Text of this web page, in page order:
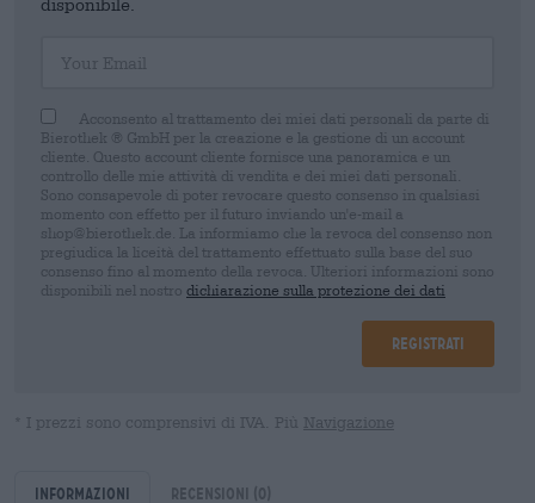
disponibile.
Acconsento al trattamento dei miei dati personali da parte di
Bierothek ® GmbH per la creazione e la gestione di un account
cliente. Questo account cliente fornisce una panoramica e un
controllo delle mie attività di vendita e dei miei dati personali.
Sono consapevole di poter revocare questo consenso in qualsiasi
momento con effetto per il futuro inviando un'e-mail a
shop@bierothek.de. La informiamo che la revoca del consenso non
pregiudica la liceità del trattamento effettuato sulla base del suo
consenso fino al momento della revoca. Ulteriori informazioni sono
disponibili nel nostro dichiarazione sulla protezione dei dati
Registrati
* I prezzi sono comprensivi di IVA. Più Navigazione
Informazioni Recensioni (0)